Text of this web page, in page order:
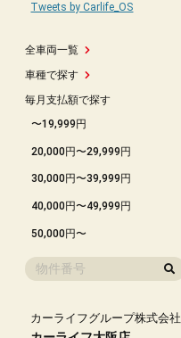
全車両一覧
車種で探す
毎月支払額で探す
〜19,999円
20,000円〜29,999円
30,000円〜39,999円
40,000円〜49,999円
50,000円〜
Tweets by Carlife_OS
カーライフグループ株式会社